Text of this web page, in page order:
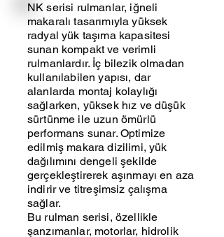
NK serisi rulmanlar, iğneli
makaralı tasarımıyla yüksek
radyal yük taşıma kapasitesi
sunan kompakt ve verimli
rulmanlardır. İç bilezik olmadan
kullanılabilen yapısı, dar
alanlarda montaj kolaylığı
sağlarken, yüksek hız ve düşük
sürtünme ile uzun ömürlü
performans sunar. Optimize
edilmiş makara dizilimi, yük
dağılımını dengeli şekilde
gerçekleştirerek aşınmayı en aza
indirir ve titreşimsiz çalışma
sağlar.
Bu rulman serisi, özellikle
şanzımanlar, motorlar, hidrolik